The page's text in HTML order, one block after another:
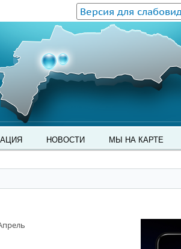
Версия для
НОВОСТИ МЫ НА КАРТЕ